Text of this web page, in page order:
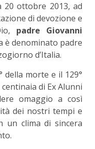
20 ottobre 2013, ad
di devozione e
padre Giovanni
è denominato padre
d’Italia.
della morte e il 129°
di Ex Alunni
omaggio a così
dei nostri tempi e
un clima di sincera